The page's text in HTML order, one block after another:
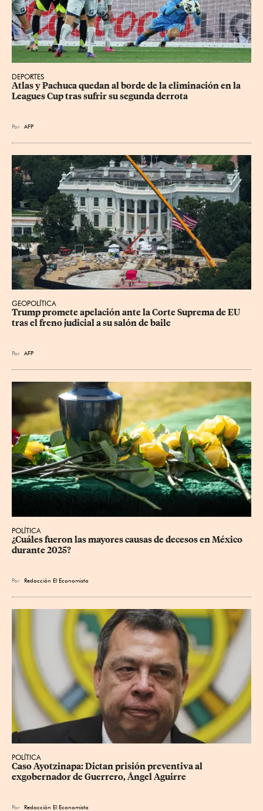
DEPORTES
Atlas y Pachuca quedan al borde de la eliminación en la
Leagues Cup tras sufrir su segunda derrota
Por AFP
GEOPOLÍTICA
Trump promete apelación ante la Corte Suprema de EU
tras el freno judicial a su salón de baile
Por AFP
POLÍTICA
¿Cuáles fueron las mayores causas de decesos en México
durante 2025?
Por Redacción El Economista
POLÍTICA
Caso Ayotzinapa: Dictan prisión preventiva al
exgobernador de Guerrero, Ángel Aguirre
Por Redacción El Economista